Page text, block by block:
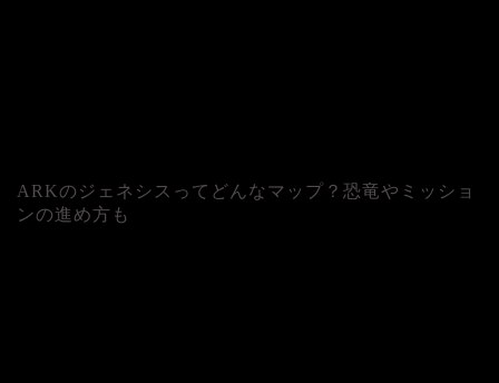
ARKのジェネシスってどんなマップ？恐竜やミッショ
ンの進め方も